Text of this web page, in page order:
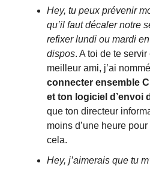
Hey, tu peux prévenir
qu’il faut décaler notre
refixer lundi ou mardi
dispos. A toi de te
meilleur ami, j’ai nommé
connecter ensemble
et ton logiciel d’envoi
que ton directeur
moins d’une heure
cela.
Hey, j’aimerais que tu